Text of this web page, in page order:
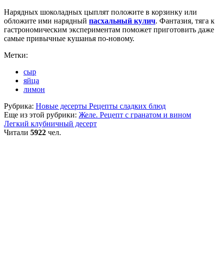
Нарядных шоколадных цыплят положите в корзинку или
обложите ими нарядный пасхальный кулич. Фантазия, тяга к
гастрономическим экспериментам поможет приготовить даже
самые привычные кушанья по-новому.
Метки:
сыр
яйца
лимон
Рубрика: Новые десерты Рецепты сладких блюд
Еще из этой рубрики: Желе. Рецепт с гранатом и вином
Легкий клубничный десерт
Читали 5922 чел.